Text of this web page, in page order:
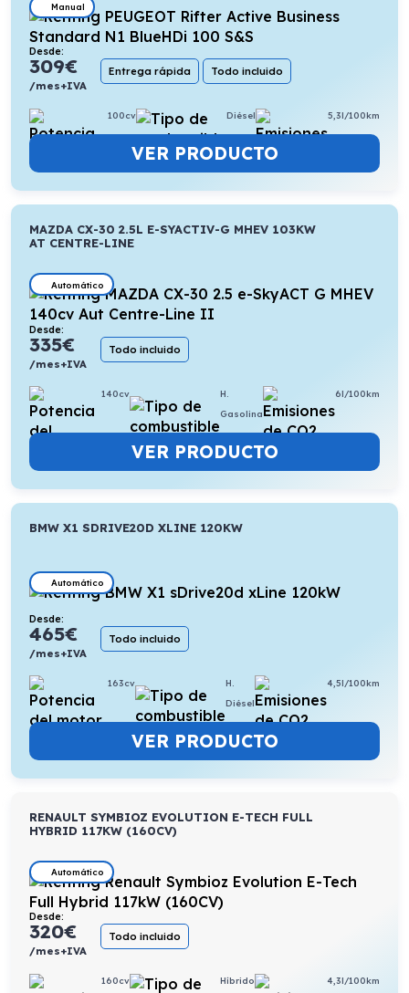
Manual
Desde:
309€
/mes+IVA
Entrega rápida Todo incluido
100cv Diésel 5,3l/100km
VER PRODUCTO
MAZDA CX-30 2.5L E-SYACTIV-G MHEV 103KW
AT CENTRE-LINE
Automático
Desde:
335€
/mes+IVA
Todo incluido
140cv
H.
Gasolina
6l/100km
VER PRODUCTO
BMW X1 SDRIVE20D XLINE 120KW
Automático
Desde:
465€
/mes+IVA
Todo incluido
163cv
H.
Diésel
4,5l/100km
VER PRODUCTO
RENAULT SYMBIOZ EVOLUTION E-TECH FULL
HYBRID 117KW (160CV)
Automático
Desde:
320€
/mes+IVA
Todo incluido
160cv Híbrido 4,3l/100km